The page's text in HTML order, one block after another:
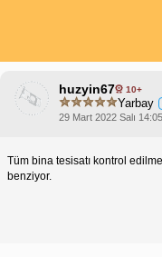
huzyin67 10+
Yarbay
29 Mart 2022 Salı
Tüm bina tesisatı kontrol
benziyor.